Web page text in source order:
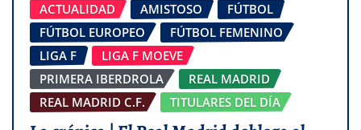
ACTUALIDAD AMISTOSO
FÚTBOL
FÚTBOL EUROPEO
FÚTBOL FEMENINO
LIGA F
LIGA F MOEVE
PRIMERA IBERDROLA
REAL MADRID
REAL MADRID C.F.
TITULARES DEL DÍA